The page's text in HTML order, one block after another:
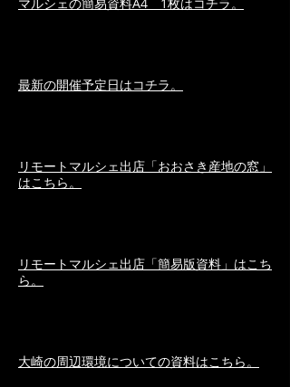
​最新の開催予定日はコチラ。
​リモートマルシェ出店 「おおさき産地の窓」
はこちら。
リモートマルシェ出店「簡易版資料」はこち
ら。
​大崎の周辺環境についての資料はこちら。